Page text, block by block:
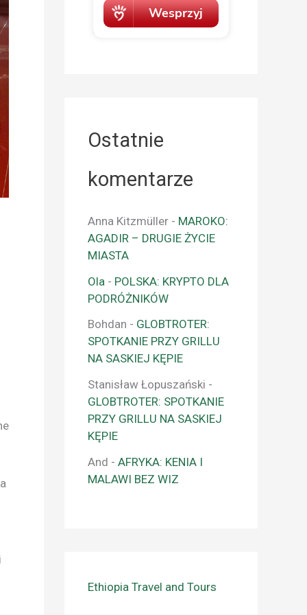
Ostatnie
komentarze
Anna Kitzmüller - MAROKO:
AGADIR – DRUGIE ŻYCIE
MIASTA
Ola - POLSKA: KRYPTO DLA
PODRÓŻNIKÓW
Bohdan - GLOBTROTER:
SPOTKANIE PRZY GRILLU
NA SASKIEJ KĘPIE
Stanisław Łopuszański -
GLOBTROTER: SPOTKANIE
PRZY GRILLU NA SASKIEJ
KĘPIE
And - AFRYKA: KENIA I
MALAWI BEZ WIZ
Ethiopia Travel and Tours